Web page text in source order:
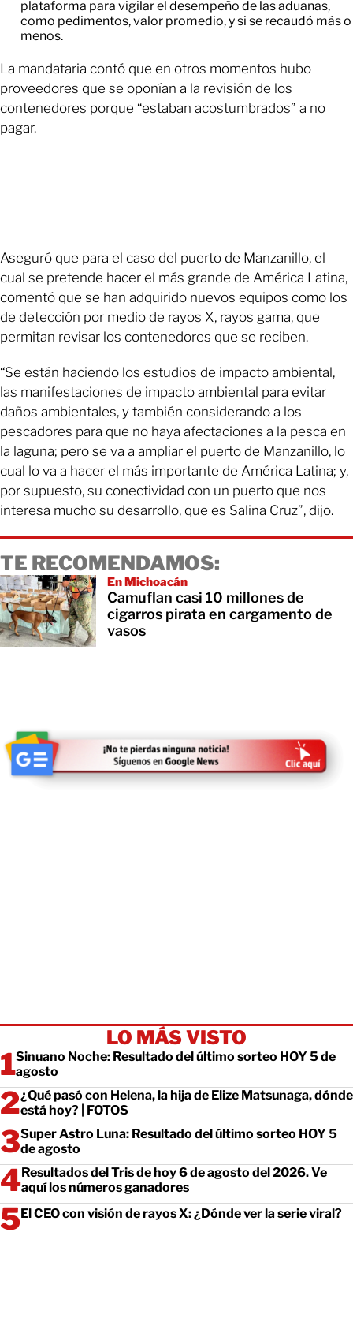
plataforma para vigilar el desempeño de las aduanas,
como pedimentos, valor promedio, y si se recaudó más o
menos.
La mandataria contó que en otros momentos hubo
proveedores que se oponían a la revisión de los
contenedores porque “estaban acostumbrados” a no
pagar.
Aseguró que para el caso del puerto de Manzanillo, el
cual se pretende hacer el más grande de América Latina,
comentó que se han adquirido nuevos equipos como los
de detección por medio de rayos X, rayos gama, que
permitan revisar los contenedores que se reciben.
“Se están haciendo los estudios de impacto ambiental,
las manifestaciones de impacto ambiental para evitar
daños ambientales, y también considerando a los
pescadores para que no haya afectaciones a la pesca en
la laguna; pero se va a ampliar el puerto de Manzanillo, lo
cual lo va a hacer el más importante de América Latina; y,
por supuesto, su conectividad con un puerto que nos
interesa mucho su desarrollo, que es Salina Cruz”, dijo.
TE RECOMENDAMOS:
En Michoacán
Camuflan casi 10 millones de
cigarros pirata en cargamento de
vasos
LO MÁS VISTO
Sinuano Noche: Resultado del último sorteo HOY 5 de
agosto
¿Qué pasó con Helena, la hija de Elize Matsunaga, dónde
está hoy? | FOTOS
Super Astro Luna: Resultado del último sorteo HOY 5
de agosto
Resultados del Tris de hoy 6 de agosto del 2026. Ve
aquí los números ganadores
El CEO con visión de rayos X: ¿Dónde ver la serie viral?